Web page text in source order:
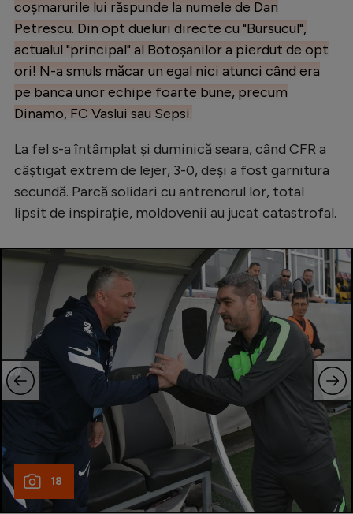
coșmarurile lui răspunde la numele de Dan
Petrescu. Din opt dueluri directe cu "Bursucul",
actualul "principal" al Botoșanilor a pierdut de opt
ori! N-a smuls măcar un egal nici atunci când era
pe banca unor echipe foarte bune, precum
Dinamo, FC Vaslui sau Sepsi.
La fel s-a întâmplat și duminică seara, când CFR a
câștigat extrem de lejer, 3-0, deși a fost garnitura
secundă. Parcă solidari cu antrenorul lor, total
lipsit de inspirație, moldovenii au jucat catastrofal.
18